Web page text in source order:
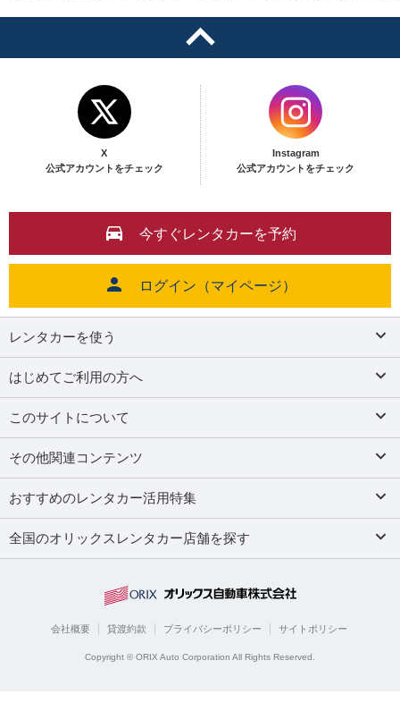
X
公式アカウントをチェック
Instagram
公式アカウントをチェック
今すぐレンタカーを予約
ログイン（マイページ）
レンタカーを使う
はじめてご利用の方へ
このサイトについて
その他関連コンテンツ
おすすめのレンタカー活用特集
全国のオリックスレンタカー店舗を探す
会社概要 貸渡約款 プライバシーポリシー サイトポリシー
Copyright © ORIX Auto Corporation All Rights Reserved.